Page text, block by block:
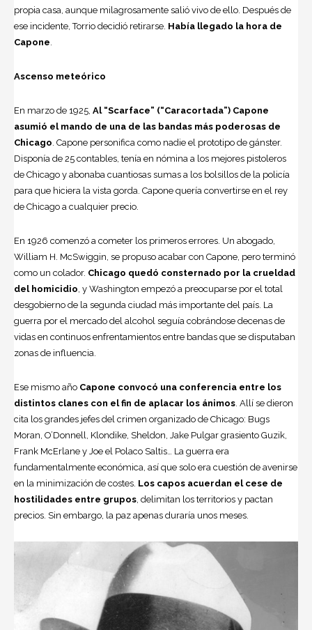
propia casa, aunque milagrosamente sa­lió vivo de ello. Después de
ese incidente, Torrio decidió retirarse. Había llegado la hora de
Capone
Ascenso meteórico
En marzo de 1925, Al “Scarface” (“Caracortada”) Capone
asumió el mando de una de las bandas más poderosas de
Chicago . Capone personifica como nadie el proto­tipo de gánster.
Disponía de 25 contables, tenía en nómina a los me­jores pistoleros
de Chicago y abonaba cuantiosas sumas a los bolsillos de la policía
para que hiciera la vista gorda. Ca­pone quería convertirse en el rey
de Chi­cago a cualquier precio.
En 1926 comenzó a cometer los prime­ros errores. Un abogado,
William H. McSwiggin, se propuso acabar con Capone, pero terminó
como un colador. Chicago quedó cons­ternado por la crueldad
del homicidio , y Washington empezó a preocu­parse por el total
desgobierno de la se­gunda ciudad más importante del país. La
guerra por el mercado del alcohol se­guía cobrándose decenas de
vidas en continuos enfrentamientos entre bandas que se disputaban
zonas de influencia.
Ese mismo año Capone convocó una confe­rencia entre los
distintos clanes con el fin de aplacar los ánimos . Allí se dieron
cita los grandes jefes del crimen organizado de Chicago: Bugs
Moran, O’Donnell, Klondike, Sheldon, Jake Pulgar grasiento Guzik,
Frank McErlane y Joe el Polaco Saltis… La guerra era
fundamentalmente económica, así que solo era cuestión de ave­nirse
en la minimización de costes. Los capos acuerdan el cese de
hostilidades entre grupos , delimitan los territorios y pactan
precios. Sin embargo, la paz apenas duraría unos meses.